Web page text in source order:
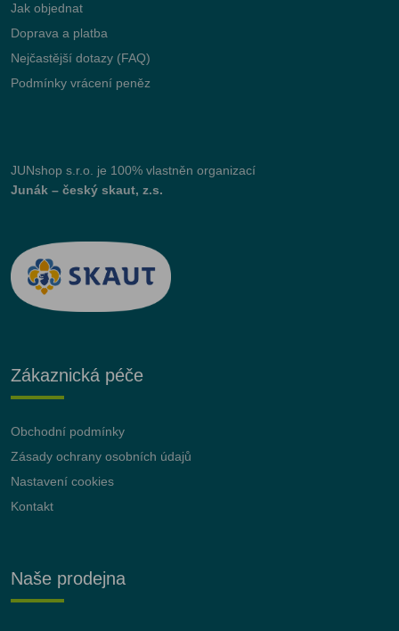
Jak objednat
Doprava a platba
Nejčastější dotazy (FAQ)
Podmínky vrácení peněz
JUNshop s.r.o.
je 100% vlastněn organizací
Junák – český skaut, z.s.
Zákaznická péče
Obchodní podmínky
Zásady ochrany osobních údajů
Nastavení cookies
Kontakt
Naše prodejna